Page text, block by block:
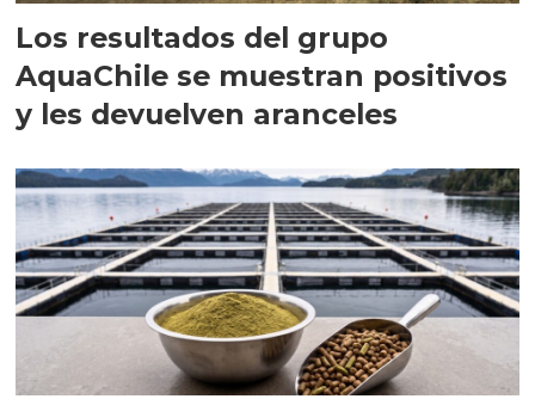
Los resultados del grupo
AquaChile se muestran positivos
y les devuelven aranceles